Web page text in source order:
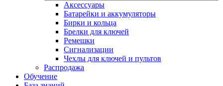
Аксессуары
Батарейки и аккумуляторы
Бирки и кольца
Брелки для ключей
Ремешки
Сигнализации
Чехлы для ключей и пультов
Распродажа
Обучение